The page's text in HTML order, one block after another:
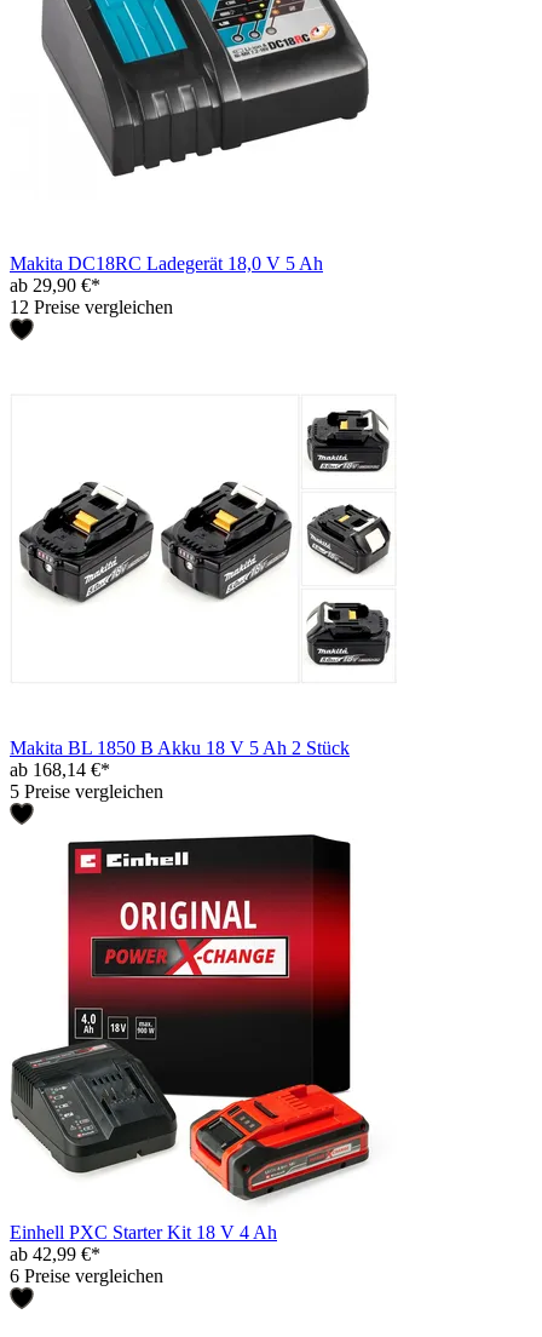
Makita DC18RC Ladegerät 18,0 V 5 Ah
ab 29,90 €*
12 Preise vergleichen
Makita BL 1850 B Akku 18 V 5 Ah 2 Stück
ab 168,14 €*
5 Preise vergleichen
Einhell PXC Starter Kit 18 V 4 Ah
ab 42,99 €*
6 Preise vergleichen